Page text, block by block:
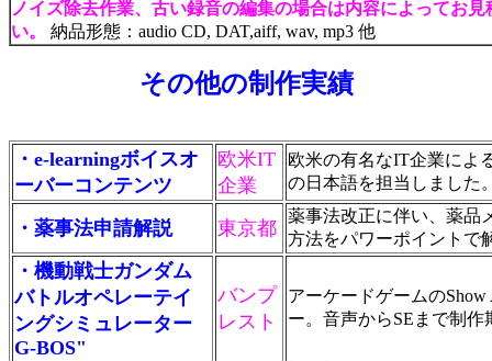
ノイズ除去作業、古い録音の編集の場合は内容によってお
い。
納品形態：audio CD, DAT,aiff, wav, mp3 他
その他の制作実績
・e-learningボイスオ
ーバーコンテンツ
欧米IT
企業
欧米の有名なIT企業によ
の日本語を担当しました
・薬事法申請解説 東京都
薬事法改正に伴い、薬品
方法をパワーポイントで
・機動戦士ガンダム
バトルオペレーテイ
ングシミュレーター
G-BOS"
バンプ
レスト
アーケードゲームのShow
ー。音声からSEまで制